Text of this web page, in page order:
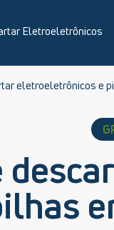
Eletroeletrônicos
eletroeletrônicos e